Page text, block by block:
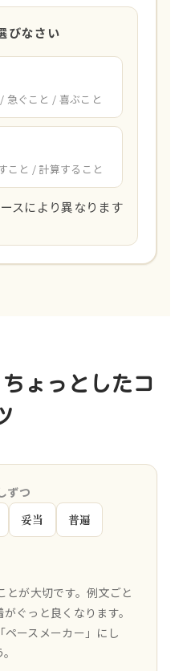
びなさい
ぐこと / 喜ぶこと
こと / 計算すること
スにより異なります
ょっとしたコ
ずつ
妥当 普遍
とが大切です。例文ごと
ぐっと良くなります。
ースメーカー」にし